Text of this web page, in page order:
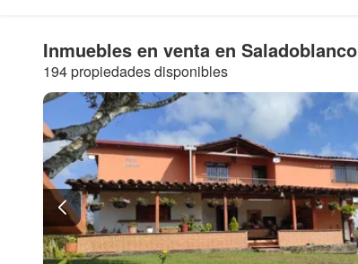
Inmuebles en venta en Saladoblanco
194 propiedades disponibles